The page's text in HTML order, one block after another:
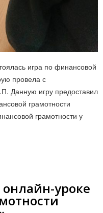
игра по финансовой
провела с
Данную игру предоставил
грамотности
грамотности у
уроке